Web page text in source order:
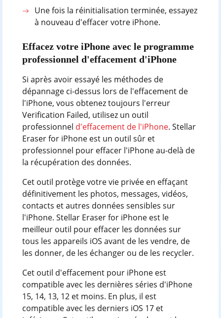
Une fois la réinitialisation terminée, essayez
à nouveau d'effacer votre iPhone.
Effacez votre iPhone avec le programme
professionnel d'effacement d'iPhone
Si après avoir essayé les méthodes de
dépannage ci-dessus lors de l'effacement de
l'iPhone, vous obtenez toujours l'erreur
Verification Failed, utilisez un outil
professionnel d'effacement de l'iPhone. Stellar
Eraser for iPhone est un outil sûr et
professionnel pour effacer l'iPhone au-delà de
la récupération des données.
Cet outil protège votre vie privée en effaçant
définitivement les photos, messages, vidéos,
contacts et autres données sensibles sur
l'iPhone. Stellar Eraser for iPhone est le
meilleur outil pour effacer les données sur
tous les appareils iOS avant de les vendre, de
les donner, de les échanger ou de les recycler.
Cet outil d'effacement pour iPhone est
compatible avec les dernières séries d'iPhone
15, 14, 13, 12 et moins. En plus, il est
compatible avec les derniers iOS 17 et